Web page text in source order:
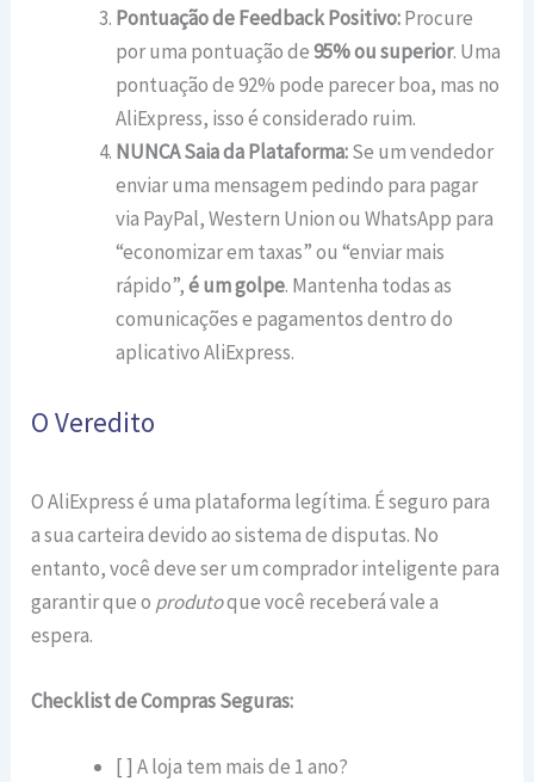
Pontuação de Feedback Positivo:Procure
por uma pontuação de95% ou superior. Uma
pontuação de 92% pode parecer boa, mas no
AliExpress, isso é considerado ruim.
NUNCA Saia da Plataforma:Se um vendedor
enviar uma mensagem pedindo para pagar
via PayPal, Western Union ou WhatsApp para
“economizar em taxas” ou “enviar mais
rápido”,é um golpe. Mantenha todas as
comunicações e pagamentos dentro do
aplicativo AliExpress.
O Veredito
O AliExpress é uma plataforma legítima. É seguro para
a sua carteira devido ao sistema de disputas. No
entanto, você deve ser um comprador inteligente para
garantir que o produtoque você receberá vale a
espera.
Checklist de Compras Seguras:
[ ] A loja tem mais de 1 ano?